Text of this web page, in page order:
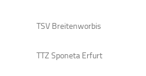
TSV Breitenworbis
TTZ Sponeta Erfurt